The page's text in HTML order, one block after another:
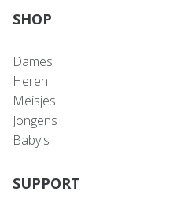
SHOP
Dames
Heren
Meisjes
Jongens
Baby's
SUPPORT